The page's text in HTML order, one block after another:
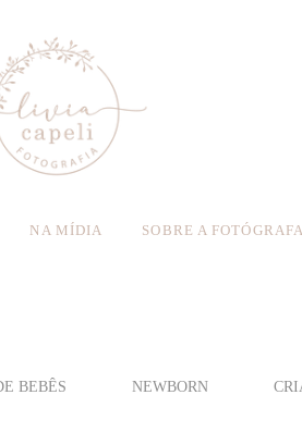
NA MÍDIA SOBRE A FOTÓGRAFA
BEBÊS NEWBORN